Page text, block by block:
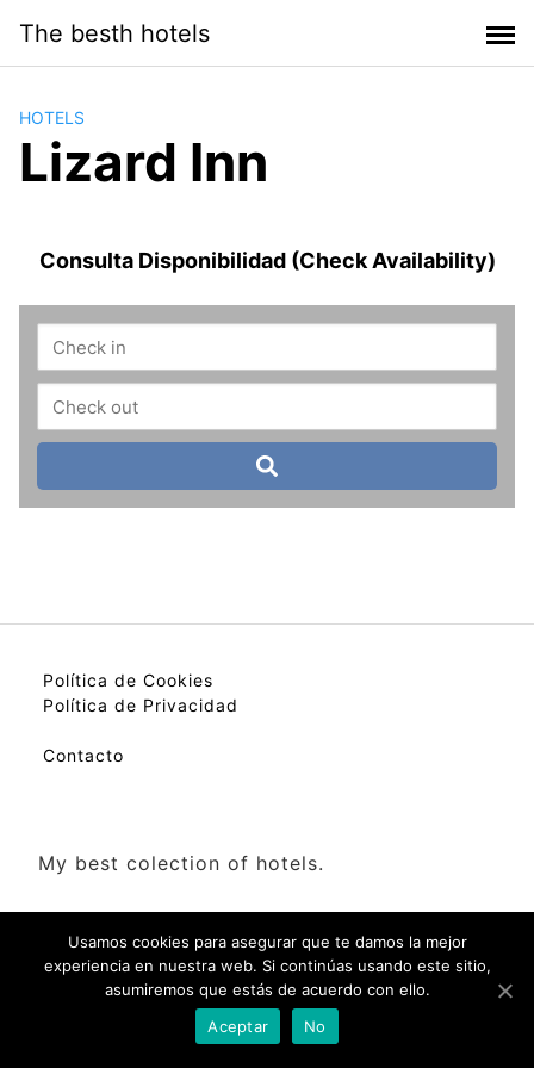
contenido
The besth hotels
HOTELS
Lizard Inn
Consulta Disponibilidad (Check Availability)
Política de Cookies
Política de Privacidad
Contacto
My best colection of hotels.
Usamos cookies para asegurar que te damos la mejor
experiencia en nuestra web. Si continúas usando este sitio,
asumiremos que estás de acuerdo con ello.
Aceptar
No
Check Availability(Disponibilidad)